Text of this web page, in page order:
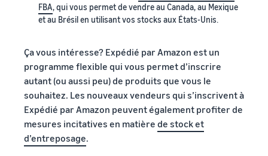
FBA, qui vous permet de vendre au Canada, au Mexique
et au Brésil en utilisant vos stocks aux États-Unis.
Ça vous intéresse? Expédié par Amazon est un
programme flexible qui vous permet d’inscrire
autant (ou aussi peu) de produits que vous le
souhaitez. Les nouveaux vendeurs qui s’inscrivent à
Expédié par Amazon peuvent également profiter de
mesures incitatives en matière de stock et
d’entreposage.